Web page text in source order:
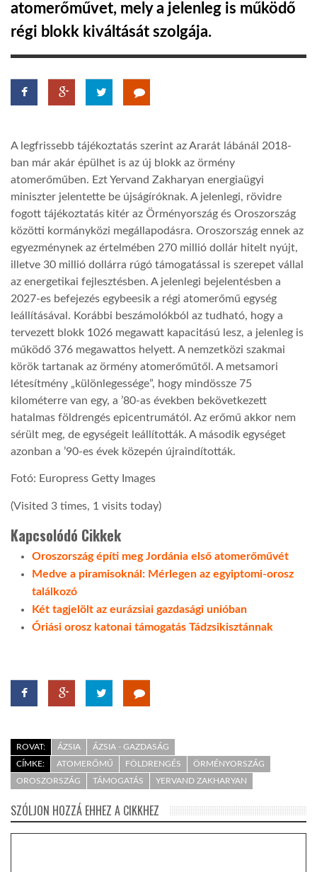
HÍR3D
TROPICALMAGAZIN
AFRIKA TUDÁSTÁR
A NAP SZÉPE
LINKTR.EE
GLOBOZSARU
DOBRAVERO.HU
LATIMO.HU
GLOBOBOOK
atomerőművet, mely a jelenleg is működő
régi blokk kiváltását szolgája.
A legfrissebb tájékoztatás szerint az Ararát lábánál 2018-
ban már akár épülhet is az új blokk az örmény
atomerőműben. Ezt Yervand Zakharyan energiaügyi
miniszter jelentette be újságíróknak. A jelenlegi, rövidre
fogott tájékoztatás kitér az Örményország és Oroszország
közötti kormányközi megállapodásra. Oroszország ennek az
egyezménynek az értelmében 270 millió dollár hitelt nyújt,
illetve 30 millió dollárra rúgó támogatással is szerepet vállal
az energetikai fejlesztésben. A jelenlegi bejelentésben a
2027-es befejezés egybeesik a régi atomerőmű egység
leállításával. Korábbi beszámolókból az tudható, hogy a
tervezett blokk 1026 megawatt kapacitású lesz, a jelenleg is
működő 376 megawattos helyett. A nemzetközi szakmai
körök tartanak az örmény atomerőműtől. A metsamori
létesítmény „különlegessége”, hogy mindössze 75
kilométerre van egy, a ’80-as években bekövetkezett
hatalmas földrengés epicentrumától. Az erőmű akkor nem
sérült meg, de egységeit leállították. A második egységet
azonban a ’90-es évek közepén újraindították.
Fotó: Europress Getty Images
(Visited 3 times, 1 visits today)
Kapcsolódó Cikkek
Oroszország építi meg Jordánia első atomerőművét
Medve a piramisoknál: Mérlegen az egyiptomi-orosz
találkozó
Két tagjelölt az eurázsiai gazdasági unióban
Óriási orosz katonai támogatás Tádzsikisztánnak
ROVAT: ÁZSIA
ÁZSIA - GAZDASÁG
CÍMKE:
ATOMERŐMŰ FÖLDRENGÉS
ÖRMÉNYORSZÁG
OROSZORSZÁG
TÁMOGATÁS YERVAND ZAKHARYAN
SZÓLJON HOZZÁ EHHEZ A CIKKHEZ